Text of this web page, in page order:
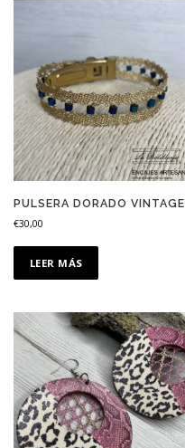
PULSERA DORADO VINTAGE
€30,00
LEER MÁS